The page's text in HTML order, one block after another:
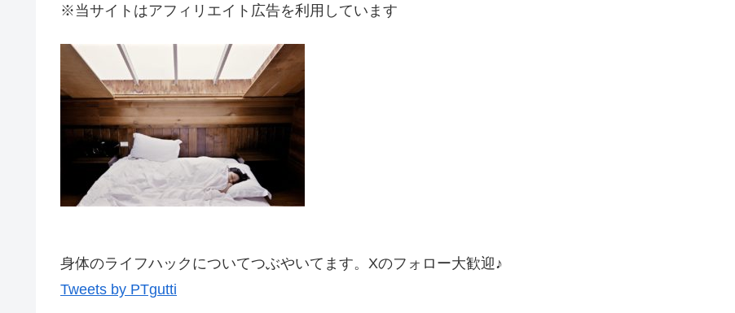
※当サイトはアフィリエイト広告を利用しています
身体のライフハックについてつぶやいてます。Xのフォロー大歓迎♪
Tweets by PTgutti